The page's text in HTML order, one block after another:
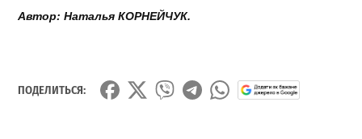
Автор: Наталья КОРНЕЙЧУК.
ПОДЕЛИТЬСЯ: